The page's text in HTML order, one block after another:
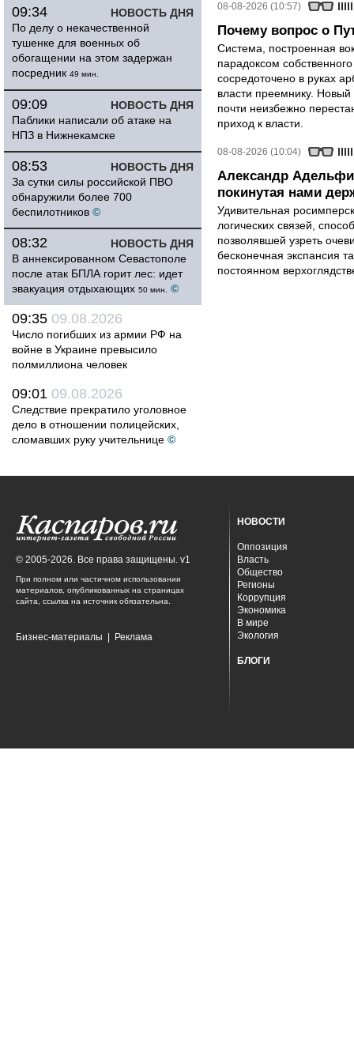
НОВОСТЬ ДНЯ
09:34
По делу о некачественной
тушенке для военных об
обогащении на этом задержан
посредник 49 мин.
НОВОСТЬ ДНЯ
09:09
Паблики написали об атаке на
НПЗ в Нижнекамске
НОВОСТЬ ДНЯ
08:53
За сутки силы российской ПВО
обнаружили более 700
беспилотников ©
НОВОСТЬ ДНЯ
08:32
В аннексированном Севастополе
после атак БПЛА горит лес: идет
эвакуация отдыхающих 50 мин. ©
09:35 09.08.2026
Число погибших из армии РФ на
войне в Украине превысило
полмиллиона человек
09:01 09.08.2026
Следствие прекратило уголовное
дело в отношении полицейских,
сломавших руку учительнице ©
08-08-2026 (10:57)
Почему вопрос о
Система, построенная
парадоксом
сосредоточено в руках
власти преемнику.
почти неизбежно
приход к власти.
08-08-2026 (10:04)
Александр
покинутая нами
Удивительная
логических связей,
позволявшей узреть
бесконечная экспансия
постоянном
© 2005-2026. Все права защищены. v1
При полном или частичном использовании
материалов, опубликованных на страницах
сайта, ссылка на источник обязательна.
Бизнес-материалы Реклама
НОВОСТИ
Оппозиция
Власть
Общество
Регионы
Коррупция
Экономика
В мире
Экология
БЛОГИ